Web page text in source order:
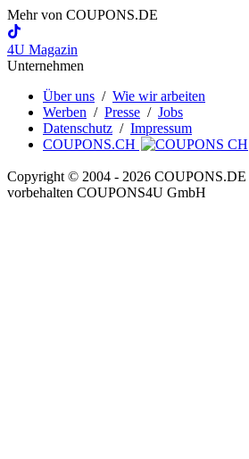
Mehr von COUPONS.DE
4U Magazin
Unternehmen
Über uns / Wie wir arbeiten
Werben / Presse / Jobs
Datenschutz / Impressum
COUPONS.CH
Copyright © 2004 ‐ 2026 COUPONS.DE
vorbehalten COUPONS4U GmbH